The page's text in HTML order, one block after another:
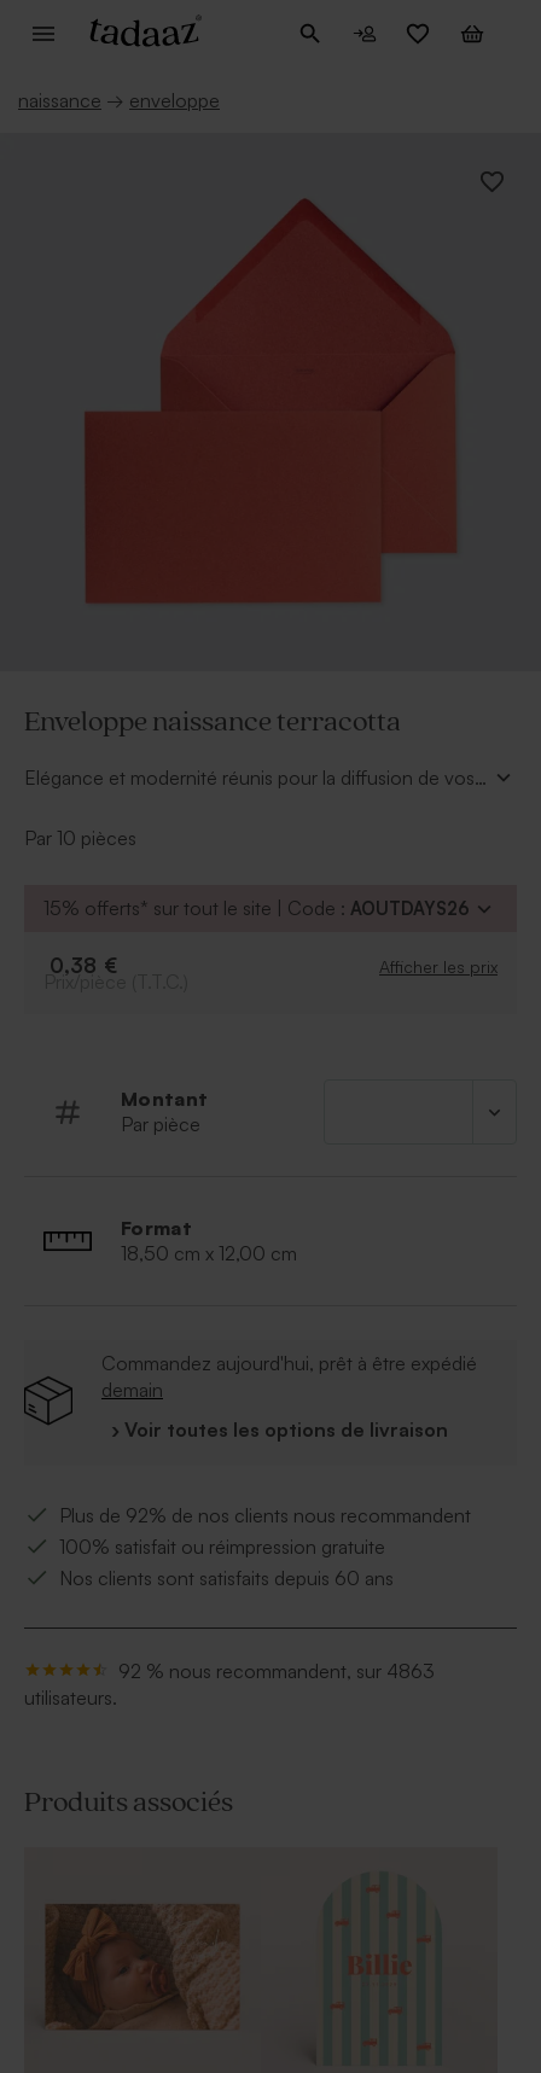
naissance → enveloppe
Enveloppe naissance terracotta
Elégance et modernité réunis pour la diffusion de vos
terracotta (18.5 x 12 cm).
Par 10 pièces
15% offerts* sur tout le site | Code : AOUTDAYS26
0,38 € Afficher les prix
Montant
Par pièce
Format
18,50 cm x 12,00 cm
Commandez aujourd'hui, prêt à être expédié
demain
› Voir toutes les options de livraison
Plus de 92% de nos clients nous recommandent
100% satisfait ou réimpression gratuite
Nos clients sont satisfaits depuis 60 ans
92 % nous recommandent, sur 4863
utilisateurs.
Produits associés